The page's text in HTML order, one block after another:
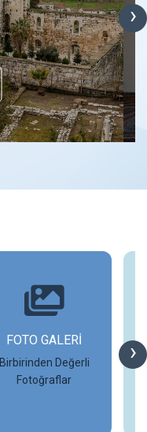
›
›
FOTO GALERİ
Birbirinden Değerli
Fotoğraflar